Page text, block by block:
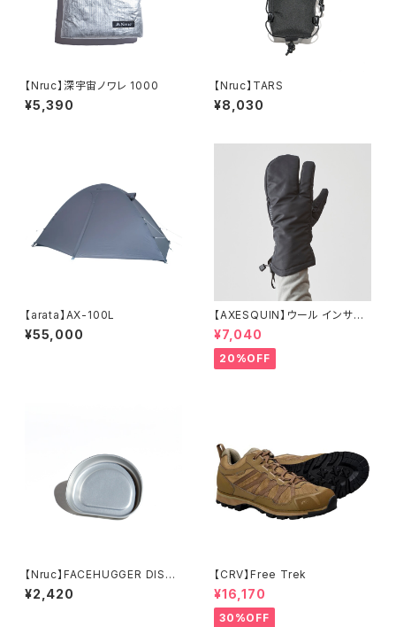
【Nruc】深宇宙ノワレ 1000
¥5,390
【Nruc】TARS
¥8,030
【arata】AX-100L
¥55,000
【AXESQUIN】ウール インサレ
ーション トリガー ミトン
¥7,040
20%OFF
【Nruc】FACEHUGGER DISH /
Silver
¥2,420
【CRV】Free Trek
¥16,170
30%OFF